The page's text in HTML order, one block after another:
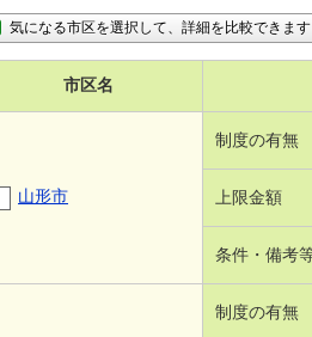
気になる市区を選択して、詳細を比較できます
市区名
山形市
制度の有無
上限金額
条件・備考
制度の有無